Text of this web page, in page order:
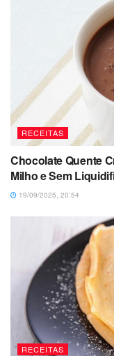
RECEITAS
Chocolate Quente
Milho e Sem
19/09/2025, 20:54
RECEITAS